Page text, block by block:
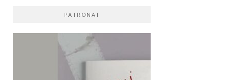
PATRONAT